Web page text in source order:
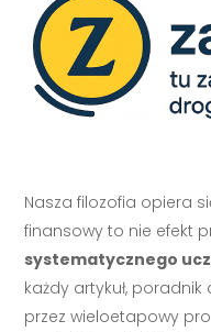
Nasza filozofia opiera
finansowy to nie efekt
systematycznego
każdy artykuł,
przez wieloetapowy